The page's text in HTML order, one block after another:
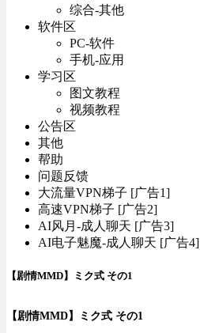
综合-其他
软件区
PC-软件
手机-应用
学习区
图文教程
视频教程
公告区
其他
帮助
问题反馈
大流量VPN梯子 [广告1]
高速VPN梯子 [广告2]
AI风月-成人聊天 [广告3]
AI电子魅魔-成人聊天 [广告4]
【剧情MMD】ミク式 その1
【剧情MMD】ミク式 その1